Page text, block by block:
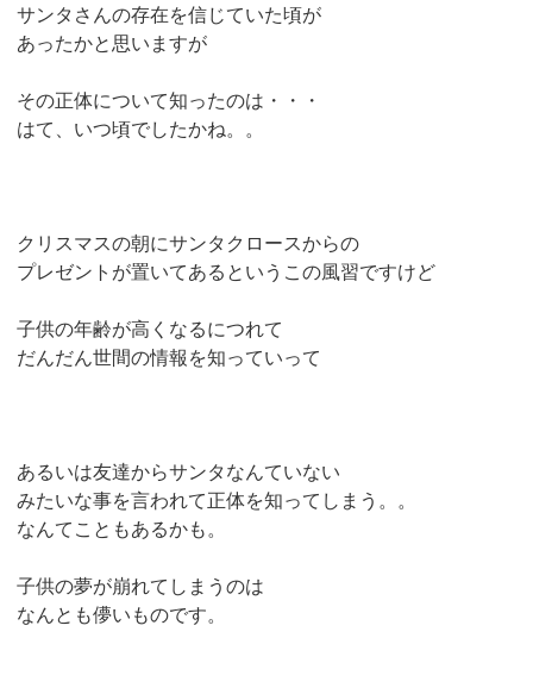
サンタさんの存在を信じていた頃が
あったかと思いますが
その正体について知ったのは・・・
はて、いつ頃でしたかね。。
クリスマスの朝にサンタクロースからの
プレゼントが置いてあるというこの風習ですけど
子供の年齢が高くなるにつれて
だんだん世間の情報を知っていって
あるいは友達からサンタなんていない
みたいな事を言われて正体を知ってしまう。。
なんてこともあるかも。
子供の夢が崩れてしまうのは
なんとも儚いものです。